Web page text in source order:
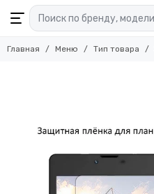
Главная Меню Тип товара